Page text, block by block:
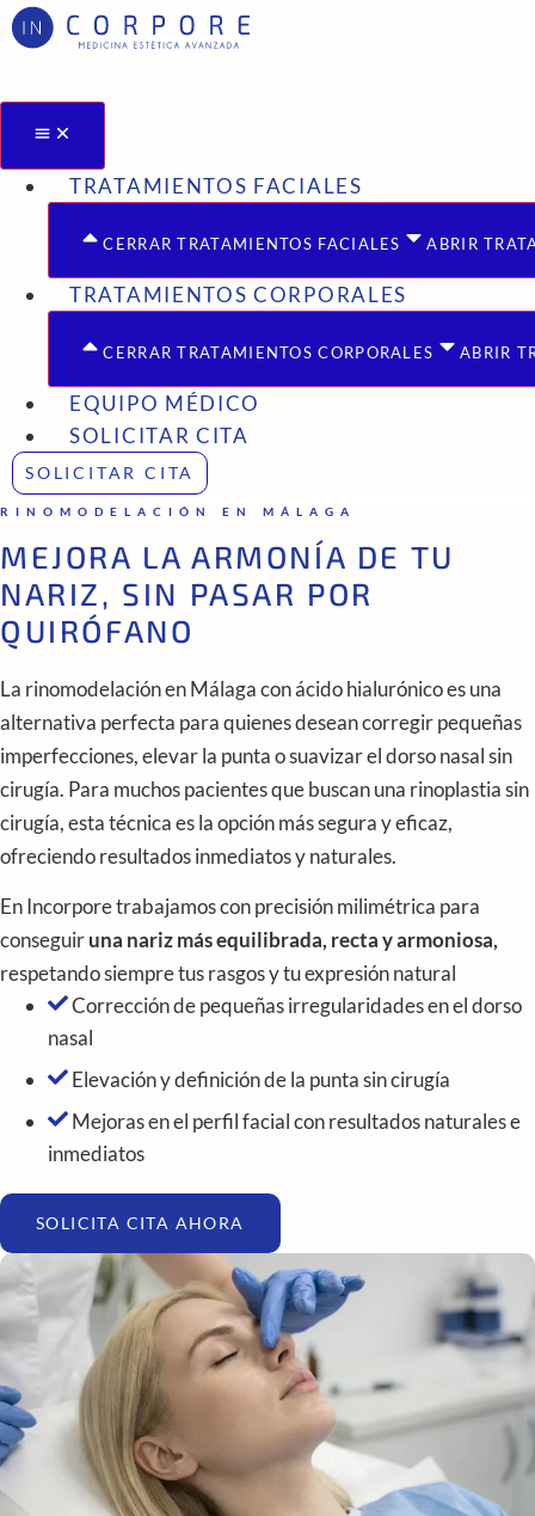
Ir
TRATAMIENTOS FACIALES
CERRAR TRATAMIENTOS FACIALES ABRIR
TRATAMIENTOS CORPORALES
CERRAR TRATAMIENTOS CORPORALES ABRIR
EQUIPO MÉDICO
SOLICITAR CITA
SOLICITAR CITA
RINOMODELACIÓN EN MÁLAGA
MEJORA LA ARMONÍA DE TU
NARIZ, SIN PASAR POR
QUIRÓFANO
La rinomodelación en Málaga con ácido hialurónico es una
alternativa perfecta para quienes desean corregir pequeñas
imperfecciones, elevar la punta o suavizar el dorso nasal sin
cirugía. Para muchos pacientes que buscan una rinoplastia sin
cirugía, esta técnica es la opción más segura y eficaz,
ofreciendo resultados inmediatos y naturales.
En Incorpore trabajamos con precisión milimétrica para
conseguiruna nariz más equilibrada, recta y armoniosa,
respetando siempre tus rasgos y tu expresión natural
Corrección de pequeñas irregularidades en el dorso
nasal
Elevación y definición de la punta sin cirugía
Mejoras en el perfil facial con resultados naturales e
inmediatos
SOLICITA CITA AHORA